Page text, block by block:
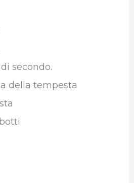
secondo.
della tempesta